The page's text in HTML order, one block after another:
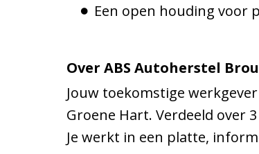
Een open houding voor
Over ABS Autoherstel
Jouw toekomstige
Groene Hart. Verdeeld over
Je werkt in een platte,